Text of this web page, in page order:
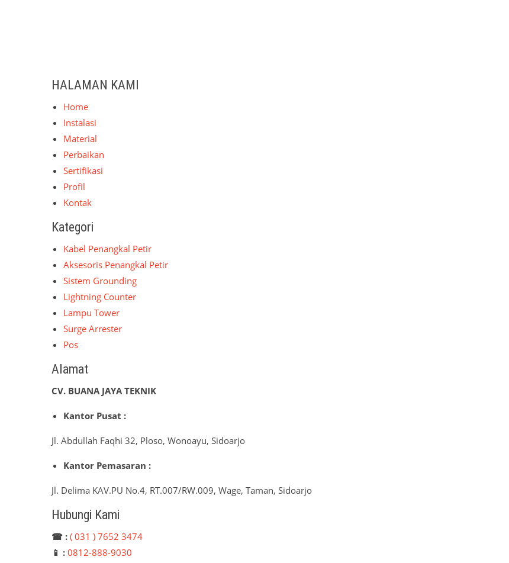
HALAMAN KAMI
Home
Instalasi
Material
Perbaikan
Sertifikasi
Profil
Kontak
Kategori
Kabel Penangkal Petir
Aksesoris Penangkal Petir
Sistem Grounding
Lightning Counter
Lampu Tower
Surge Arrester
Pos
Alamat
CV. BUANA JAYA TEKNIK
Kantor Pusat :
Jl. Abdullah Faqhi 32, Ploso, Wonoayu, Sidoarjo
Kantor Pemasaran :
Jl. Delima KAV.PU No.4, RT.007/RW.009, Wage, Taman, Sidoarjo
Hubungi Kami
☎ : ( 031 ) 7652 3474
📱 : 0812-888-9030